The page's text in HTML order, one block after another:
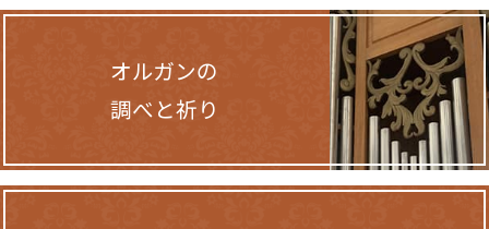
オルガンの
調べと祈り